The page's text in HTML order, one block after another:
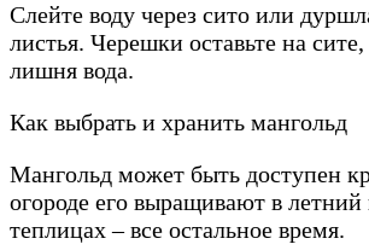
Слейте воду через сито или
листья. Черешки оставьте на
лишня вода.
Как выбрать и хранить мангольд
Мангольд может быть доступен
огороде его выращивают в
теплицах – все остальное время.